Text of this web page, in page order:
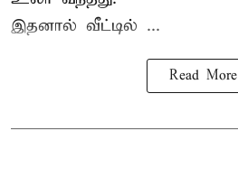
இதனால் வீட்டில் ...
Read More